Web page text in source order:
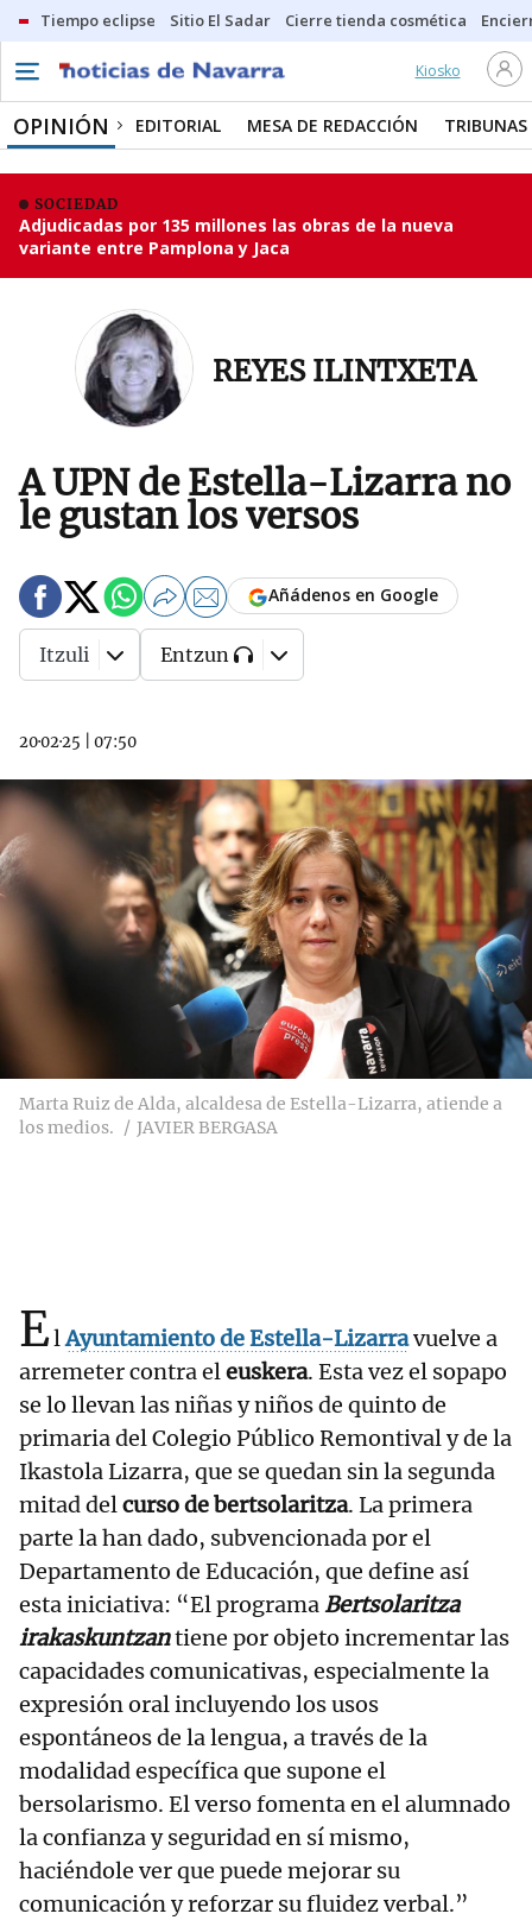
Tiempo eclipse Sitio El Sadar Cierre tienda cosmética
Kiosko
OPINIÓN EDITORIAL MESA DE REDACCIÓN TRIBUNAS
SOCIEDAD
Adjudicadas por 135 millones las obras de la nueva
variante entre Pamplona y Jaca
REYES ILINTXETA
A UPN de Estella-Lizarra no
le gustan los versos
20·02·25 07:50
Añádenos en Google
Itzuli Entzun
Marta Ruiz de Alda, alcaldesa de Estella-Lizarra, atiende a
los medios.
JAVIER BERGASA
ElAyuntamiento de Estella-Lizarravuelve a
arremeter contra eleuskera. Esta vez el sopapo
se lo llevan las niñas y niños de quinto de
primaria del Colegio Público Remontival y de la
Ikastola Lizarra, que se quedan sin la segunda
mitad delcurso de bertsolaritza. La primera
parte la han dado, subvencionada por el
Departamento de Educación, que define así
esta iniciativa: “El programaBertsolaritza
irakaskuntzantiene por objeto incrementar las
capacidades comunicativas, especialmente la
expresión oral incluyendo los usos
espontáneos de la lengua, a través de la
modalidad específica que supone el
bersolarismo. El verso fomenta en el alumnado
la confianza y seguridad en sí mismo,
haciéndole ver que puede mejorar su
comunicación y reforzar su fluidez verbal.”